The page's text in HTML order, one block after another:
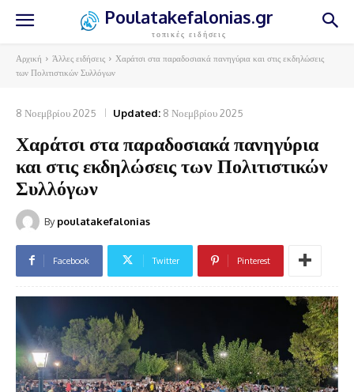
Poulatakefalonias.gr
τοπικές ειδήσεις
Αρχική Άλλες ειδήσεις
Χαράτσι στα παραδοσιακά πανηγύρια και στις εκδηλώσεις
των Πολιτιστικών Συλλόγων
8 Νοεμβρίου 2025 Updated: 8 Νοεμβρίου 2025
Χαράτσι στα παραδοσιακά πανηγύρια
και στις εκδηλώσεις των Πολιτιστικών
Συλλόγων
By poulatakefalonias
Facebook Twitter Pinterest